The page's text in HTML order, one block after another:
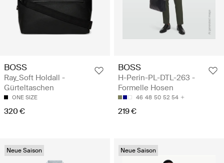
BOSS
Ray_Soft Holdall -
Gürteltaschen
ONE SIZE
320 €
BOSS
H-Perin-PL-DTL-263 -
Formelle Hosen
46 48 50 52 54
219 €
Neue Saison Neue Saison